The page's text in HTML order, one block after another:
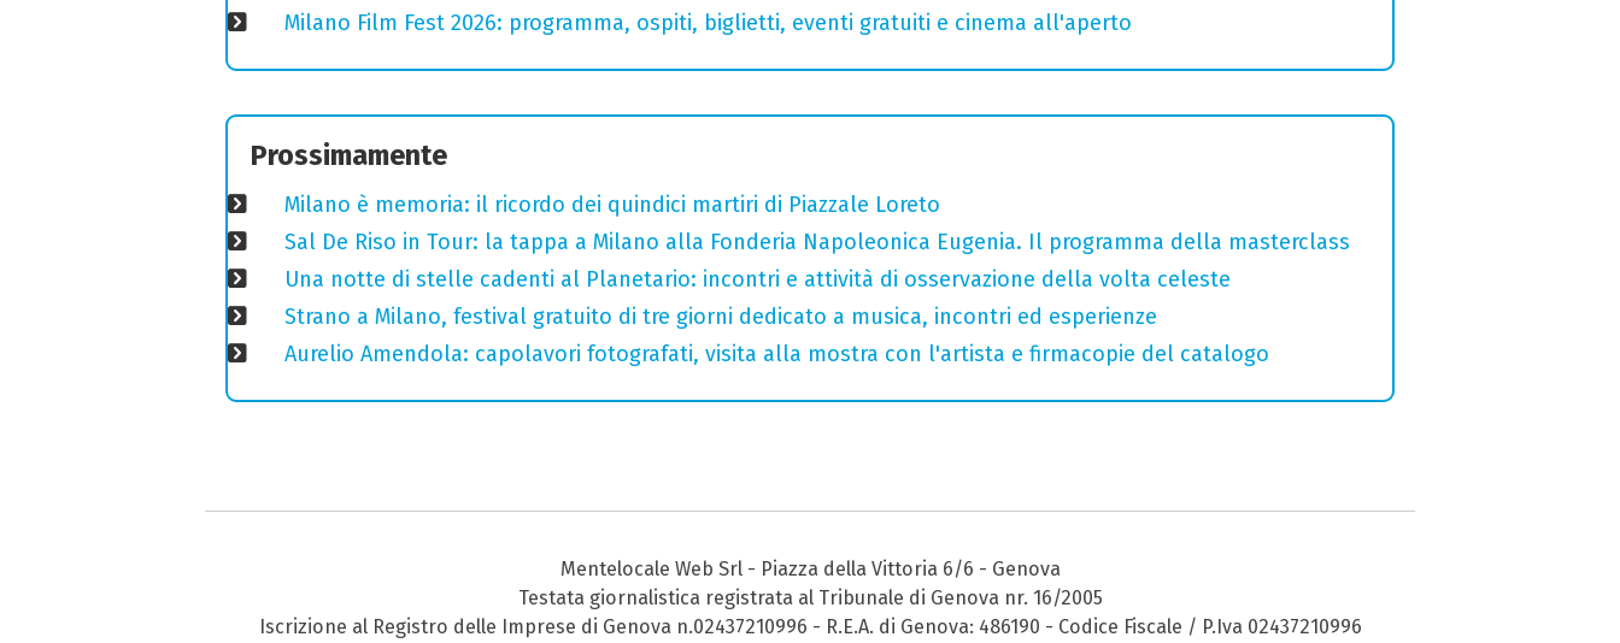
Milano Film Fest 2026: programma, ospiti, biglietti, eventi gratuiti e cinema all'aperto
Prossimamente
Milano è memoria: il ricordo dei quindici martiri di Piazzale Loreto
Sal De Riso in Tour: la tappa a Milano alla Fonderia Napoleonica Eugenia. Il programma della masterclass
Una notte di stelle cadenti al Planetario: incontri e attività di osservazione della volta celeste
Strano a Milano, festival gratuito di tre giorni dedicato a musica, incontri ed esperienze
Aurelio Amendola: capolavori fotografati, visita alla mostra con l'artista e firmacopie del catalogo
Mentelocale Web Srl - Piazza della Vittoria 6/6 - Genova
Testata giornalistica registrata al Tribunale di Genova nr. 16/2005
Iscrizione al Registro delle Imprese di Genova n.02437210996 - R.E.A. di Genova: 486190 - Codice Fiscale / P.Iva 02437210996